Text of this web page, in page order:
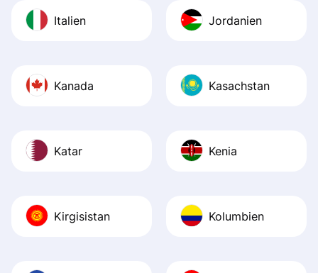
Italien Jordanien
Kanada Kasachstan
Katar Kenia
Kirgisistan Kolumbien